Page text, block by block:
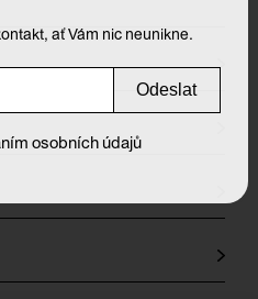
ať Vám nic neunikne.
Odeslat
osobních údajů